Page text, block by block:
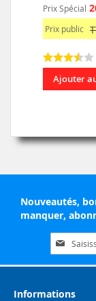
Prix Spécial
Prix public
Ajouter
Nouveautés,
manquer,
Inscription
à
notre
Informations